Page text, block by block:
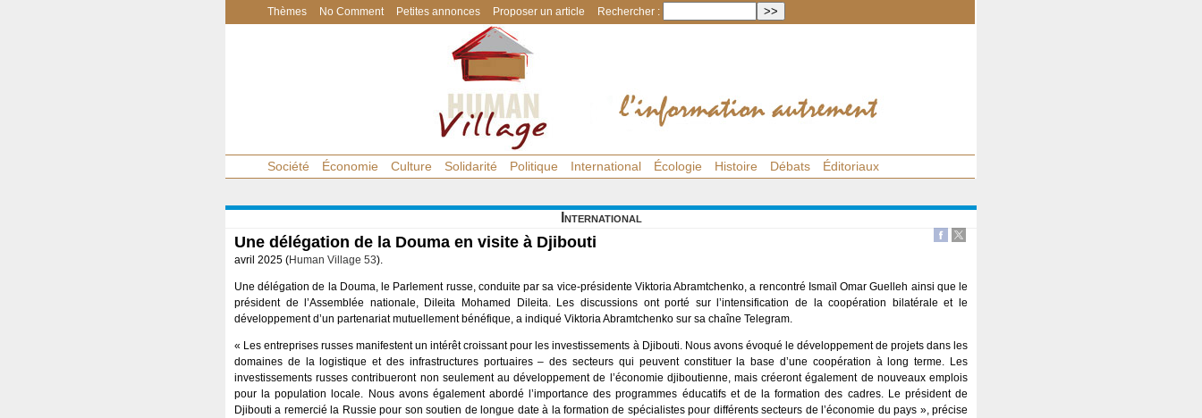
Thèmes No Comment Petites annonces Proposer un article Rechercher :
Société Économie Culture Solidarité Politique International Écologie Histoire Débats Éditoriaux
International
Une délégation de la Douma en visite à Djibouti
avril 2025 (Human Village 53).
Une délégation de la Douma, le Parlement russe, conduite par sa vice-présidente Viktoria Abramtchenko, a rencontré Ismaïl Omar Guelleh ainsi que le
président de l’Assemblée nationale, Dileita Mohamed Dileita. Les discussions ont porté sur l’intensification de la coopération bilatérale et le
développement d’un partenariat mutuellement bénéfique, a indiqué Viktoria Abramtchenko sur sa chaîne Telegram.
« Les entreprises russes manifestent un intérêt croissant pour les investissements à Djibouti. Nous avons évoqué le développement de projets dans les
domaines de la logistique et des infrastructures portuaires – des secteurs qui peuvent constituer la base d’une coopération à long terme. Les
investissements russes contribueront non seulement au développement de l’économie djiboutienne, mais créeront également de nouveaux emplois
pour la population locale. Nous avons également abordé l’importance des programmes éducatifs et de la formation des cadres. Le président de
Djibouti a remercié la Russie pour son soutien de longue date à la formation de spécialistes pour différents secteurs de l’économie du pays », précise